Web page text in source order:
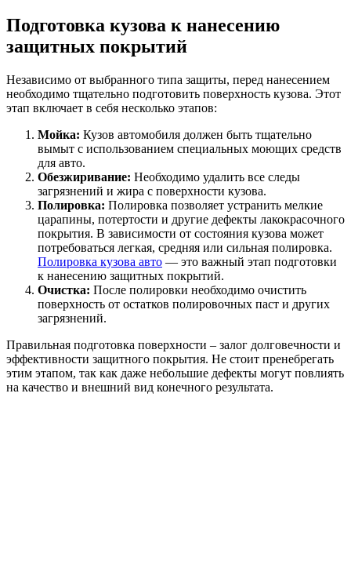
Подготовка кузова к нанесению
защитных покрытий
Независимо от выбранного типа защиты, перед нанесением
необходимо тщательно подготовить поверхность кузова. Этот
этап включает в себя несколько этапов:
Мойка: Кузов автомобиля должен быть тщательно
вымыт с использованием специальных моющих средств
для авто.
Обезжиривание: Необходимо удалить все следы
загрязнений и жира с поверхности кузова.
Полировка: Полировка позволяет устранить мелкие
царапины, потертости и другие дефекты лакокрасочного
покрытия. В зависимости от состояния кузова может
потребоваться легкая, средняя или сильная полировка.
Полировка кузова авто — это важный этап подготовки
к нанесению защитных покрытий.
Очистка: После полировки необходимо очистить
поверхность от остатков полировочных паст и других
загрязнений.
Правильная подготовка поверхности – залог долговечности и
эффективности защитного покрытия. Не стоит пренебрегать
этим этапом, так как даже небольшие дефекты могут повлиять
на качество и внешний вид конечного результата.